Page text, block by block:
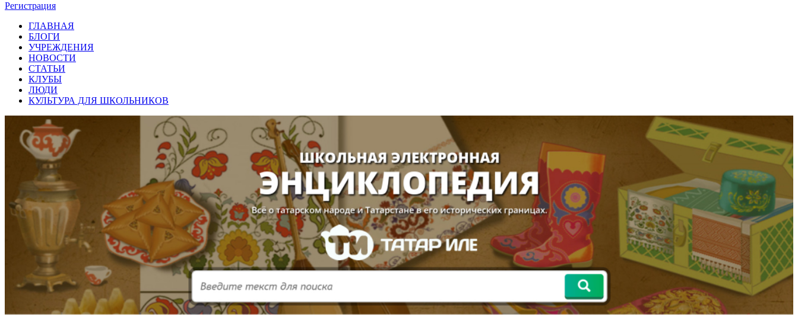
Регистрация
ГЛАВНАЯ
БЛОГИ
УЧРЕЖДЕНИЯ
НОВОСТИ
СТАТЬИ
КЛУБЫ
ЛЮДИ
КУЛЬТУРА ДЛЯ ШКОЛЬНИКОВ